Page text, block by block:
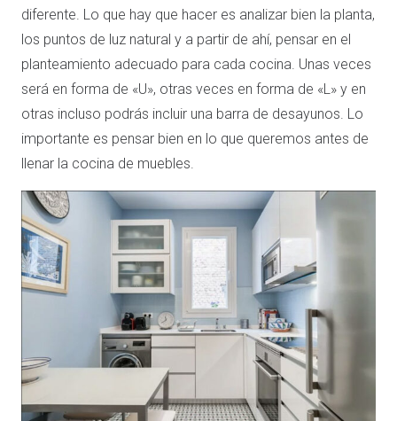
diferente. Lo que hay que hacer es analizar bien la planta,
los puntos de luz natural y a partir de ahí, pensar en el
planteamiento adecuado para cada cocina. Unas veces
será en forma de «U», otras veces en forma de «L» y en
otras incluso podrás incluir una barra de desayunos. Lo
importante es pensar bien en lo que queremos antes de
llenar la cocina de muebles.